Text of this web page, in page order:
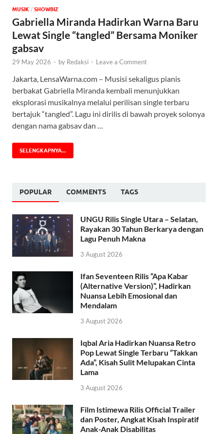
MUSIK / ‎SHOWBIZ
Gabriella Miranda Hadirkan Warna Baru
Lewat Single “tangled” Bersama Moniker
gabsav
29 May 2026 - by Redaksi - Leave a Comment
Jakarta, LensaWarna.com – Musisi sekaligus pianis
berbakat Gabriella Miranda kembali menunjukkan
eksplorasi musikalnya melalui perilisan single terbaru
bertajuk “tangled”. Lagu ini dirilis di bawah proyek solonya
dengan nama gabsav dan …
SELENGKAPNYA...
POPULAR COMMENTS TAGS
UNGU Rilis Single Utara – Selatan,
Rayakan 30 Tahun Berkarya dengan
Lagu Penuh Makna
3 August 2026
Ifan Seventeen Rilis “Apa Kabar
(Alternative Version)”, Hadirkan
Nuansa Lebih Emosional dan
Mendalam
3 August 2026
Iqbal Aria Hadirkan Nuansa Retro
Pop Lewat Single Terbaru “Takkan
Ada”, Kisah Sulit Melupakan Cinta
Lama
3 August 2026
Film Istimewa Rilis Official Trailer
dan Poster, Angkat Kisah Inspiratif
Anak-Anak Disabilitas